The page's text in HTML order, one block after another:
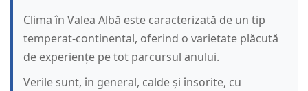
Clima în Valea Albă este caracterizată de un tip
temperat-continental, oferind o varietate plăcută
de experiențe pe tot parcursul anului.
Verile sunt, în general, calde și însorite, cu